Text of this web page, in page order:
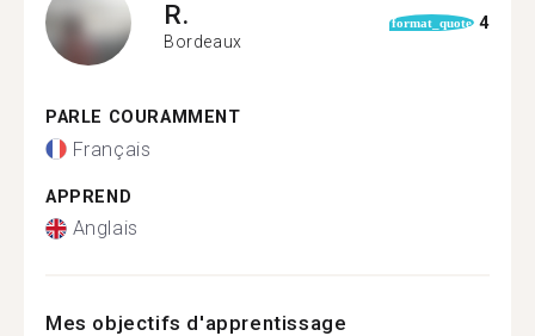
R.
Bordeaux
format_quote 4
PARLE COURAMMENT
Français
APPREND
Anglais
Mes objectifs d'apprentissage